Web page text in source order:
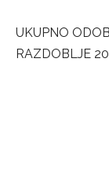
UKUPNO
RAZDOBLJE